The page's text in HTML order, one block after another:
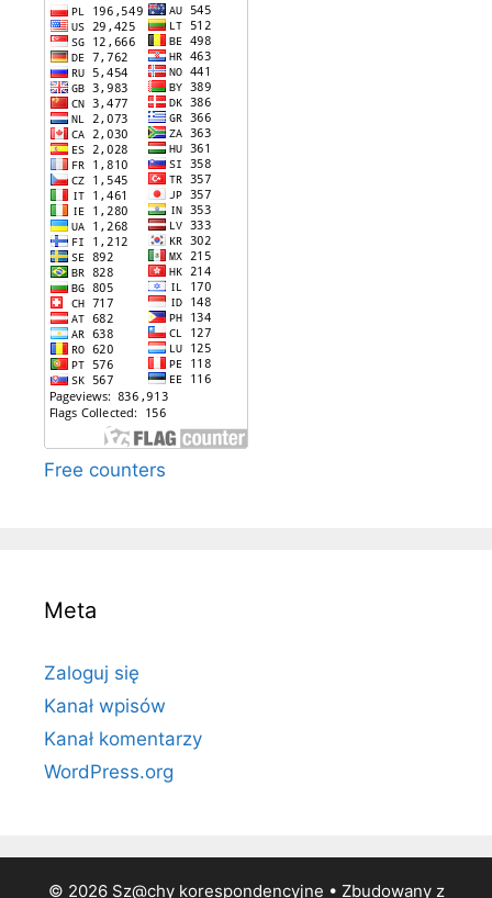
Free counters
Meta
Zaloguj się
Kanał wpisów
Kanał komentarzy
WordPress.org
© 2026 Sz@chy korespondencyjne • Zbudowany z